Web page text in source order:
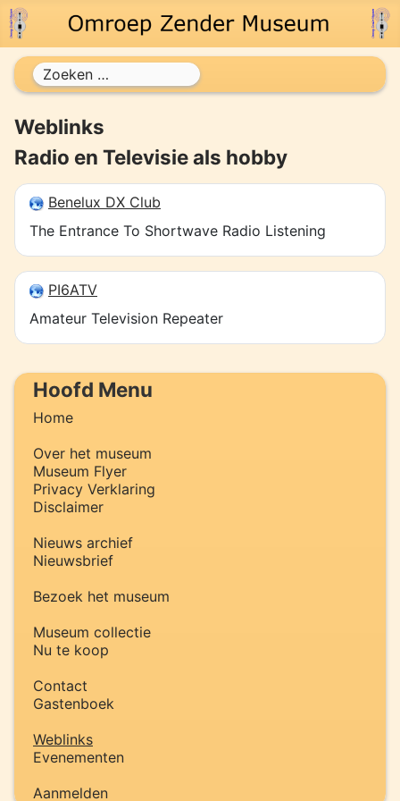
Zoeken
Hoofd Menu
Home
Over het museum
Museum Flyer
Privacy Verklaring
Disclaimer
Nieuws archief
Nieuwsbrief
Bezoek het museum
Museum collectie
Nu te koop
Contact
Gastenboek
Weblinks
Evenementen
Aanmelden
Weblinks
Radio en Televisie als hobby
Benelux DX Club
The Entrance To Shortwave Radio Listening
PI6ATV
Amateur Television Repeater